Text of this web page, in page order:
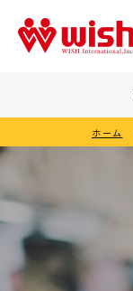
ホーム